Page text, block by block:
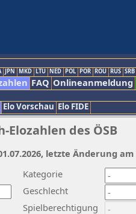
JPN MKD LTU NED POL POR ROU RUS SRB
FAQ Onlineanmeldung
Elo Vorschau Elo FIDE
des ÖSB
Kategorie
Geschlecht
Spielberechtigung
letzte Änderung